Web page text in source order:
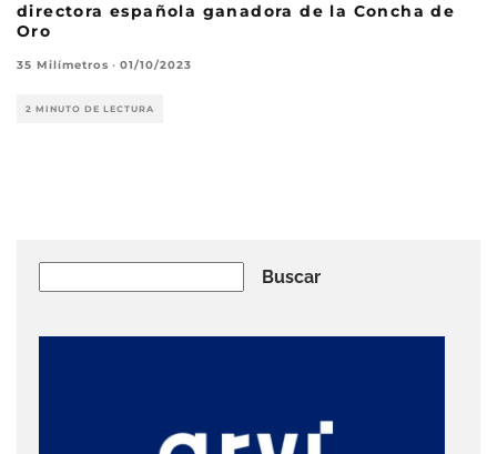
directora española ganadora de la Concha de
Oro
35 Milímetros · 01/10/2023
2 MINUTO DE LECTURA
Buscar